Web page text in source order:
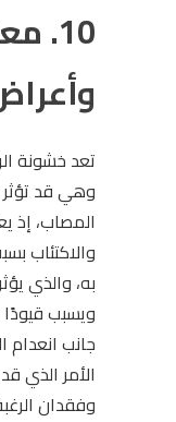
10.
تعد خشونة
وهي قد
المصاب، إذ
والاكتئاب
به، والذي
ويسبب قيودًا
جانب انعدام
الأمر الذي
وفقدان